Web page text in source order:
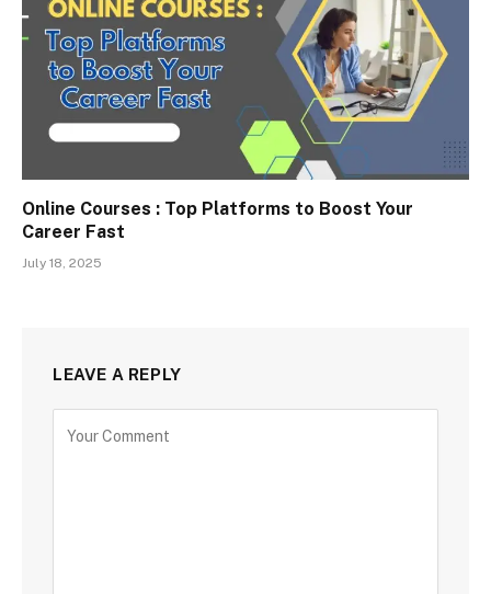
Online Courses : Top Platforms to Boost Your
Career Fast
July 18, 2025
LEAVE A REPLY